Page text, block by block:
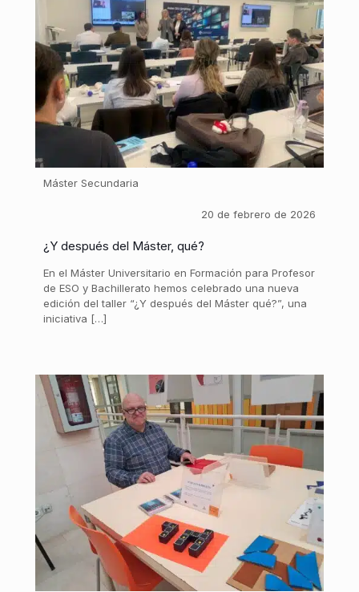
Máster Secundaria
20 de febrero de 2026
¿Y después del Máster, qué?
En el Máster Universitario en Formación para Profesor
de ESO y Bachillerato hemos celebrado una nueva
edición del taller “¿Y después del Máster qué?”, una
iniciativa […]